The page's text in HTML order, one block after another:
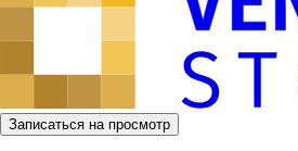
Записаться на просмотр